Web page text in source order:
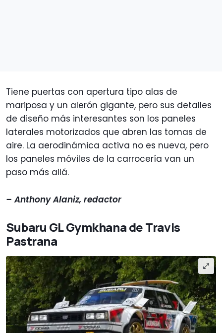
Tiene puertas con apertura tipo alas de
mariposa y un alerón gigante, pero sus detalles
de diseño más interesantes son los paneles
laterales motorizados que abren las tomas de
aire. La aerodinámica activa no es nueva, pero
los paneles móviles de la carrocería van un
paso más allá.
– Anthony Alaniz, redactor
Subaru GL Gymkhana de Travis
Pastrana